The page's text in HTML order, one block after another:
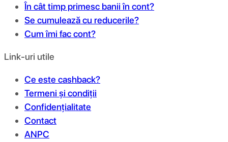
În cât timp primesc banii în cont?
Se cumulează cu reducerile?
Cum îmi fac cont?
Link-uri utile
Ce este cashback?
Termeni și condiții
Confidențialitate
Contact
ANPC